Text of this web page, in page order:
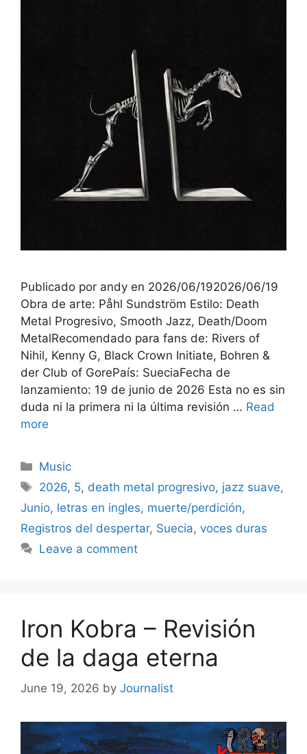
Publicado por andy en 2026/06/192026/06/19
Obra de arte: Påhl Sundström Estilo: Death
Metal Progresivo, Smooth Jazz, Death/Doom
MetalRecomendado para fans de: Rivers of
Nihil, Kenny G, Black Crown Initiate, Bohren &
der Club of GorePaís: SueciaFecha de
lanzamiento: 19 de junio de 2026 Esta no es sin
duda ni la primera ni la última revisión … Read
more
Categories
Music
Tags
2026, 5, death metal progresivo, jazz suave,
Junio, letras en ingles, muerte/perdición,
Registros del despertar, Suecia, voces duras
Leave a comment
Iron Kobra – Revisión
de la daga eterna
June 19, 2026 by Journalist